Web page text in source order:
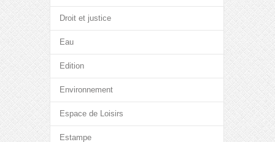
Droit et justice
Eau
Edition
Environnement
Espace de Loisirs
Estampe